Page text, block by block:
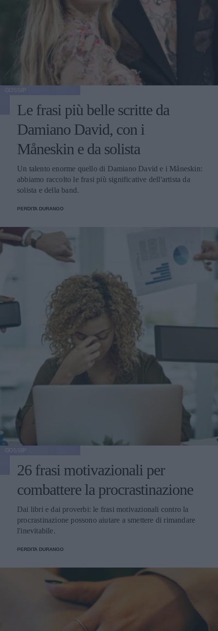
Le frasi più belle scritte da
Damiano David, con i
Måneskin e da solista
Un talento enorme quello di Damiano David e i Måneskin:
abbiamo raccolto le frasi più significative dell'artista da
solista e della band.
PERDITA DURANGO
26 frasi motivazionali per
combattere la procrastinazione
Dai libri e dai proverbi: le frasi motivazionali contro la
procrastinazione possono aiutare a smettere di rimandare
l'inevitabile.
PERDITA DURANGO